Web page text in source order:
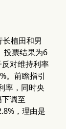
植田和男
投票结果为6
对维持利率
。前瞻指引
率，同时央
调至
，理由是